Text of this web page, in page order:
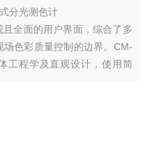
分光测色计
全面的用户界面，综合了多
色彩质量控制的边界。CM-
工程学及直观设计，使用简